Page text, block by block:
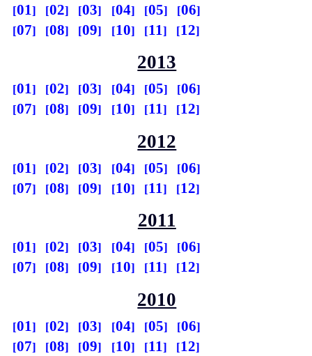
01 02 03 04 05
06
07
08 09 10 11 12
2013
01 02 03 04 05
06
07
08 09 10 11 12
2012
01 02 03 04 05
06
07
08 09 10 11 12
2011
01 02 03 04 05
06
07
08 09 10 11 12
2010
01 02 03 04 05
06
07
08 09 10 11 12